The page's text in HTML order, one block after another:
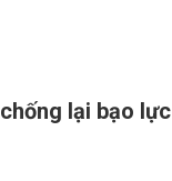
lại bạo lực